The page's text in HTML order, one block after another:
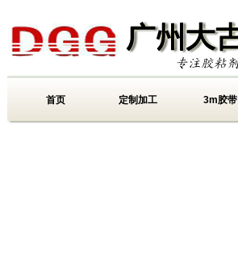
首页 定制加工 3m胶带